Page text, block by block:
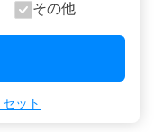
その他
ット